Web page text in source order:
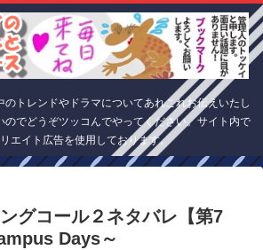
トレンドやドラマについてあれこれお伝えいたし
のでどうぞツッコんでやってください。サイト内で
エイト広告を使用しております。
グコール２ネタバレ【第7
Days～